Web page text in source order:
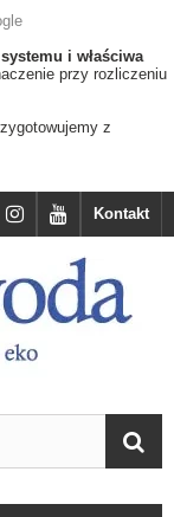
i właściwa
przy rozliczeniu
z
Kontakt